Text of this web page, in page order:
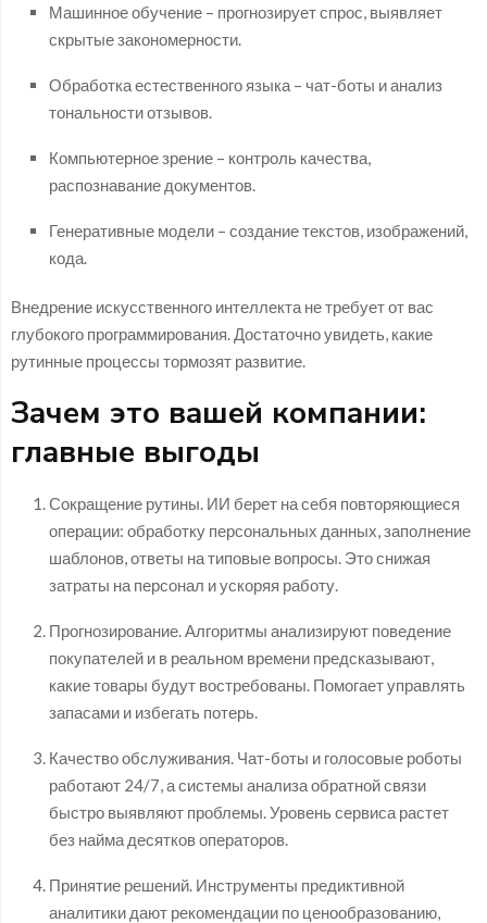
Машинное обучение – прогнозирует спрос, выявляет
скрытые закономерности.
Обработка естественного языка – чат-боты и анализ
тональности отзывов.
Компьютерное зрение – контроль качества,
распознавание документов.
Генеративные модели – создание текстов, изображений,
кода.
Внедрение искусственного интеллекта не требует от вас
глубокого программирования. Достаточно увидеть, какие
рутинные процессы тормозят развитие.
Зачем это вашей компании:
главные выгоды
Сокращение рутины. ИИ берет на себя повторяющиеся
операции: обработку персональных данных, заполнение
шаблонов, ответы на типовые вопросы. Это снижая
затраты на персонал и ускоряя работу.
Прогнозирование. Алгоритмы анализируют поведение
покупателей и в реальном времени предсказывают,
какие товары будут востребованы. Помогает управлять
запасами и избегать потерь.
Качество обслуживания. Чат-боты и голосовые роботы
работают 24/7, а системы анализа обратной связи
быстро выявляют проблемы. Уровень сервиса растет
без найма десятков операторов.
Принятие решений. Инструменты предиктивной
аналитики дают рекомендации по ценообразованию,